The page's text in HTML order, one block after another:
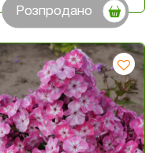
Розпродано